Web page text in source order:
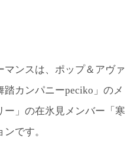
ンスは、ポップ＆アヴァ
カンパニーpeciko」のメ
ー」の在氷見メンバー「寒
です。